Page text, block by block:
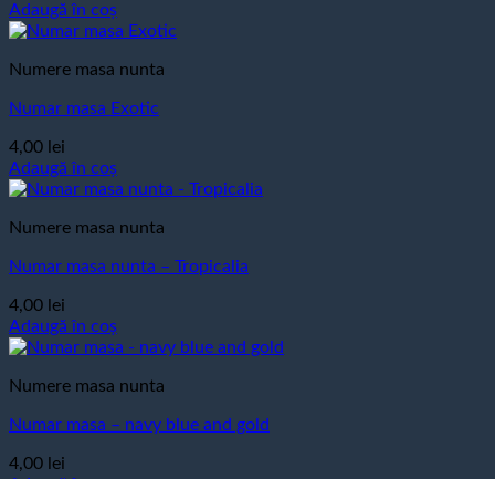
Adaugă în coș
Numere masa nunta
Numar masa Exotic
4,00 lei
Adaugă în coș
Numere masa nunta
Numar masa nunta – Tropicalia
4,00 lei
Adaugă în coș
Numere masa nunta
Numar masa – navy blue and gold
4,00 lei